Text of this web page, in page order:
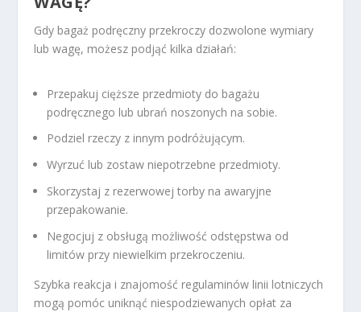
Gdy bagaż podręczny przekroczy dozwolone wymiary
lub wagę, możesz podjąć kilka działań:
Przepakuj cięższe przedmioty do bagażu
podręcznego lub ubrań noszonych na sobie.
Podziel rzeczy z innym podróżującym.
Wyrzuć lub zostaw niepotrzebne przedmioty.
Skorzystaj z rezerwowej torby na awaryjne
przepakowanie.
Negocjuj z obsługą możliwość odstępstwa od
limitów przy niewielkim przekroczeniu.
Szybka reakcja i znajomość regulaminów linii lotniczych
mogą pomóc uniknąć niespodziewanych opłat za